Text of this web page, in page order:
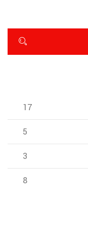
17
5
3
8